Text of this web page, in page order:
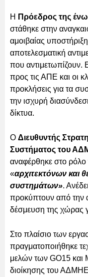
Η Πρόεδρος της
στάθηκε στην
αμοιβαίας
αποτελεσματική
που αντιμετωπίζουν.
προς τις ΑΠΕ και οι
προκλήσεις για τα
την ισχυρή
δίκτυα.
Ο Διευθυντής
Συστήματος του
αναφέρθηκε στο ρόλο
«αρχιτεκτόνων και
συστημάτων».
προκύπτουν από την
δέσμευση της χώρας
Στο πλαίσιο των
πραγματοποιήθηκε
μελών των GO15 και
διοίκησης του